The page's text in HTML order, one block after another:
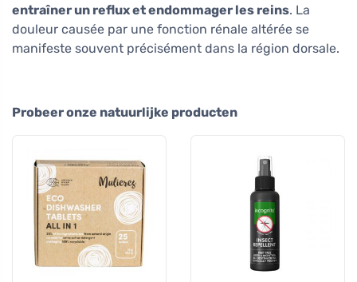
entraîner un reflux et endommager les reins. La
douleur causée par une fonction rénale altérée se
manifeste souvent précisément dans la région dorsale.
Probeer onze natuurlijke producten